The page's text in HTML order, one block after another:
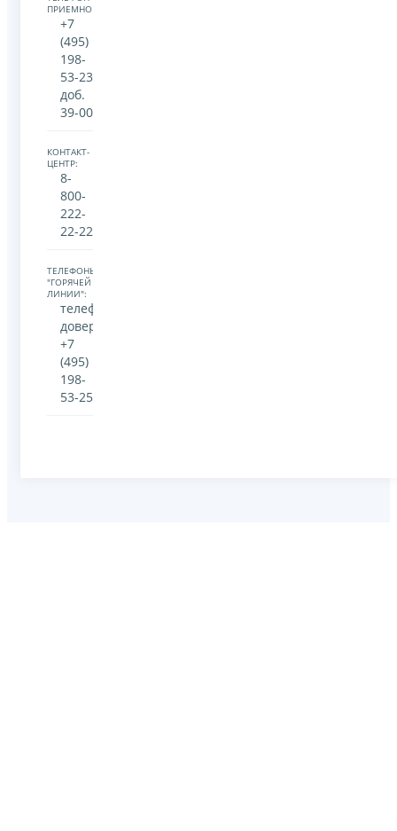
ПРИЕМНОЙ:
+7
(495)
198-
53-23
доб.
39-00
КОНТАКТ-
ЦЕНТР:
8-
800-
222-
22-22
ТЕЛЕФОНЫ
"ГОРЯЧЕЙ
ЛИНИИ":
телефон
доверия
+7
(495)
198-
53-25